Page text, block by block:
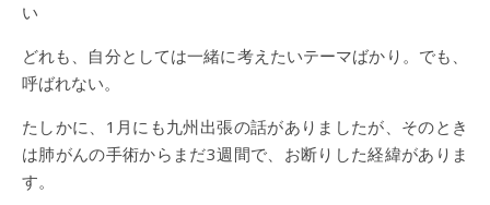
い
どれも、自分としては一緒に考えたいテーマばかり。でも、
呼ばれない。
たしかに、1月にも九州出張の話がありましたが、そのとき
は肺がんの手術からまだ3週間で、お断りした経緯がありま
す。